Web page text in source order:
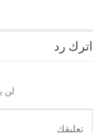
اترك رد
لن